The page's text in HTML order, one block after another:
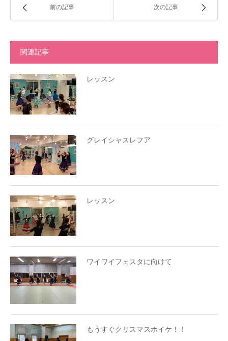
前の記事 次の記事
関連記事
レッスン
グレイシャスレフア
レッスン
ワイワイフェスタに向けて
もうすぐクリスマスホイケ！！